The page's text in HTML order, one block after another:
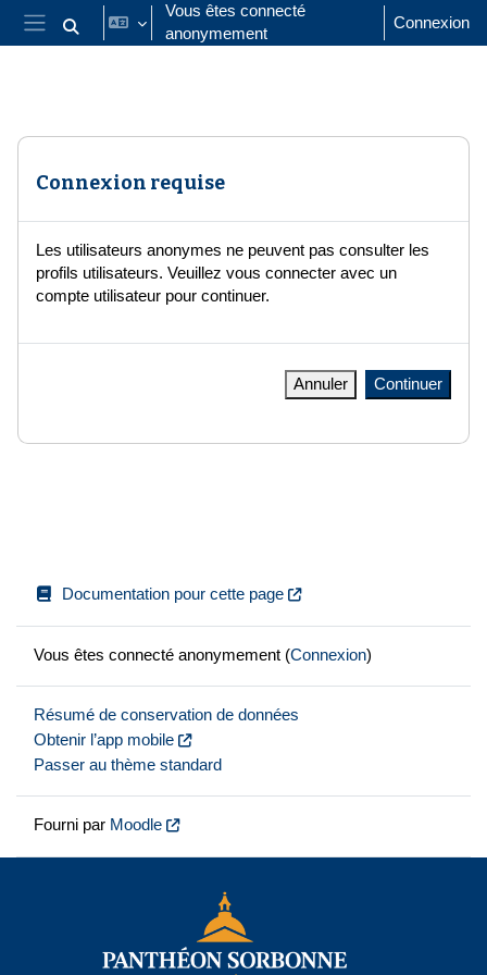
Passer au contenu principal
Panneau latéral
Activer/désactiver la saisie de recherche
Vous êtes connecté
anonymement
Connexion
Connexion requise
Les utilisateurs anonymes ne peuvent pas consulter les
profils utilisateurs. Veuillez vous connecter avec un
compte utilisateur pour continuer.
Annuler Continuer
Documentation pour cette page
Vous êtes connecté anonymement (Connexion)
Résumé de conservation de données
Obtenir l’app mobile
Passer au thème standard
Fourni par Moodle